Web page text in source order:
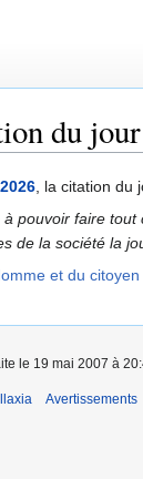
du jour
, la citation du
pouvoir faire
de la société la
et du citoyen
le 19 mai 2007 à
Avertissements